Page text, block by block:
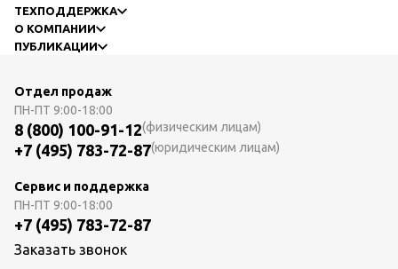
ТЕХПОДДЕРЖКА
О КОМПАНИИ
ПУБЛИКАЦИИ
Отдел продаж
ПН-ПТ 9:00-18:00
8 (800) 100-91-12(физическим лицам)
+7 (495) 783-72-87(юридическим лицам)
Сервис и поддержка
ПН-ПТ 9:00-18:00
+7 (495) 783-72-87
Заказать звонок